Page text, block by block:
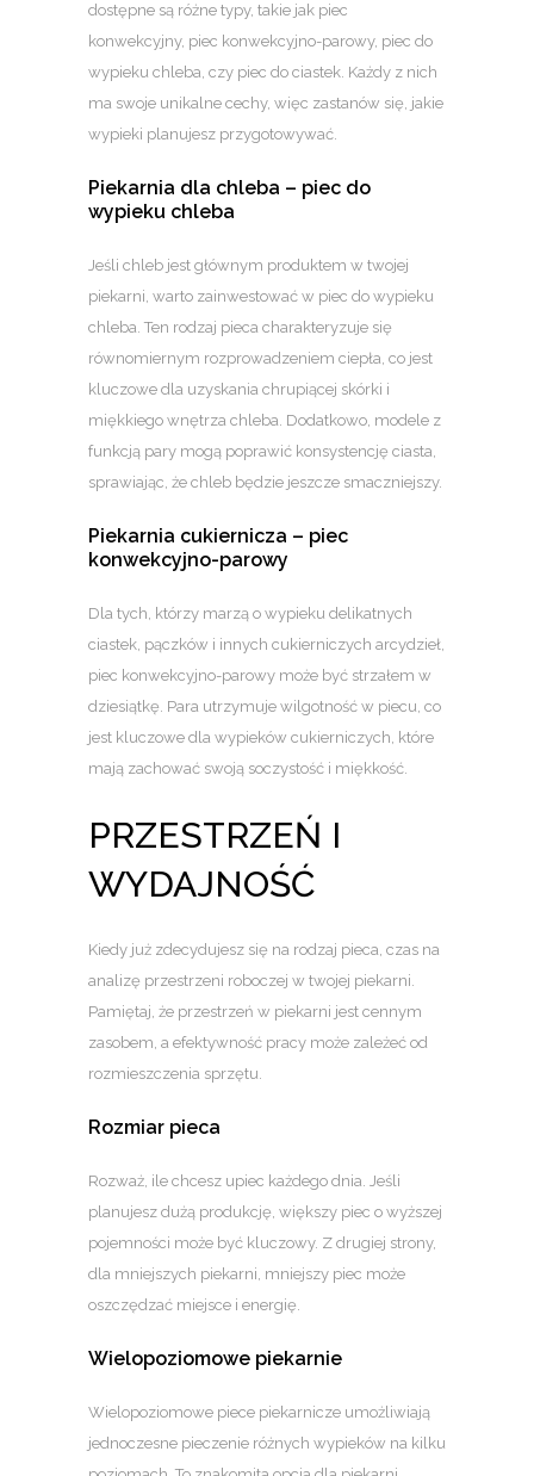
dostępne są różne typy, takie jak piec
konwekcyjny, piec konwekcyjno-parowy, piec do
wypieku chleba, czy piec do ciastek. Każdy z nich
ma swoje unikalne cechy, więc zastanów się, jakie
wypieki planujesz przygotowywać.
Piekarnia dla chleba – piec do
wypieku chleba
Jeśli chleb jest głównym produktem w twojej
piekarni, warto zainwestować w piec do wypieku
chleba. Ten rodzaj pieca charakteryzuje się
równomiernym rozprowadzeniem ciepła, co jest
kluczowe dla uzyskania chrupiącej skórki i
miękkiego wnętrza chleba. Dodatkowo, modele z
funkcją pary mogą poprawić konsystencję ciasta,
sprawiając, że chleb będzie jeszcze smaczniejszy.
Piekarnia cukiernicza – piec
konwekcyjno-parowy
Dla tych, którzy marzą o wypieku delikatnych
ciastek, pączków i innych cukierniczych arcydzieł,
piec konwekcyjno-parowy może być strzałem w
dziesiątkę. Para utrzymuje wilgotność w piecu, co
jest kluczowe dla wypieków cukierniczych, które
mają zachować swoją soczystość i miękkość.
PRZESTRZEŃ I
WYDAJNOŚĆ
Kiedy już zdecydujesz się na rodzaj pieca, czas na
analizę przestrzeni roboczej w twojej piekarni.
Pamiętaj, że przestrzeń w piekarni jest cennym
zasobem, a efektywność pracy może zależeć od
rozmieszczenia sprzętu.
Rozmiar pieca
Rozważ, ile chcesz upiec każdego dnia. Jeśli
planujesz dużą produkcję, większy piec o wyższej
pojemności może być kluczowy. Z drugiej strony,
dla mniejszych piekarni, mniejszy piec może
oszczędzać miejsce i energię.
Wielopoziomowe piekarnie
Wielopoziomowe piece piekarnicze umożliwiają
jednoczesne pieczenie różnych wypieków na kilku